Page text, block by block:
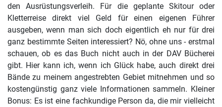
den Ausrüstungsverleih. Für die geplante Skitour oder
Kletterreise direkt viel Geld für einen eigenen Führer
ausgeben, wenn man sich doch eigentlich eh nur für drei
ganz bestimmte Seiten interessiert? Nö, ohne uns - erstmal
schauen, ob es das Buch nicht auch in der DAV Bücherei
gibt. Hier kann ich, wenn ich Glück habe, auch direkt drei
Bände zu meinem angestrebten Gebiet mitnehmen und so
kostengünstig ganz viele Informationen sammeln. Kleiner
Bonus: Es ist eine fachkundige Person da, die mir vielleicht